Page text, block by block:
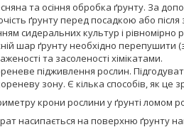
та осіння обробка ґрунту. За
ґрунту перед посадкою або
сидеральних культур і рівномірно
шар ґрунту необхідно перепушити
та засоленості хімікатами.
підживлення рослин.
зону. Є кілька способів, як це
крони рослини у ґрунті ломом
насипається на поверхню ґрунту